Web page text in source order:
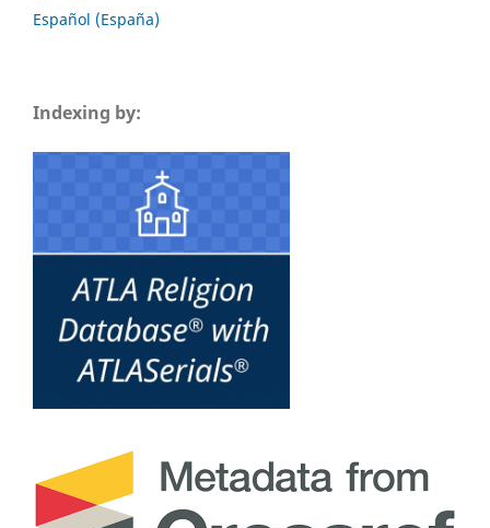
Español (España)
Indexing by: